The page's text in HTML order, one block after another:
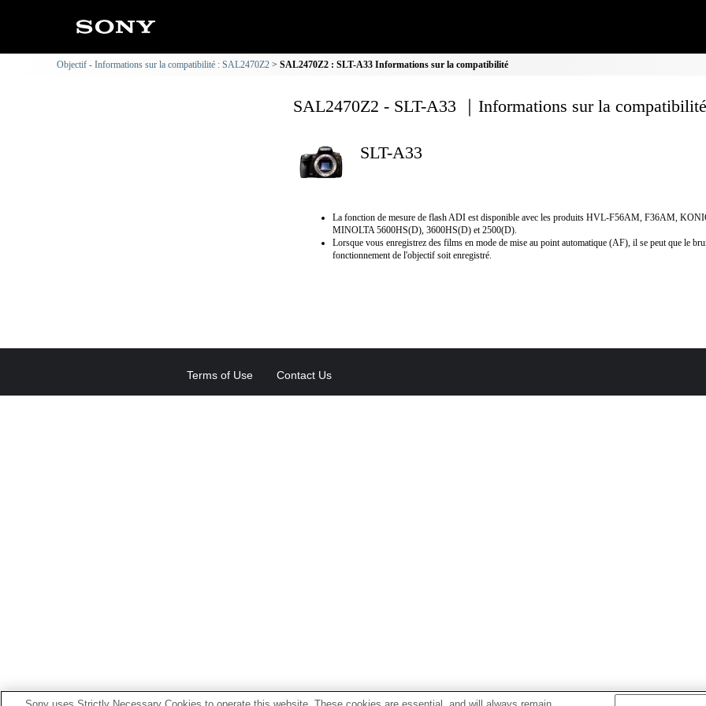
Objectif - Informations sur la compatibilité : SAL2470Z2 SAL2470Z2 : SLT-A33 Informations sur la compatibilité
SAL2470Z2 - SLT-A33 ｜Informations sur la compatibilité
SLT-A33
La fonction de mesure de flash ADI est disponible avec les produits HVL-F56AM, F36AM,
MINOLTA 5600HS(D), 3600HS(D) et 2500(D).
Lorsque vous enregistrez des films en mode de mise au point automatique (AF), il se peut que le
fonctionnement de l'objectif soit enregistré.
Terms of Use Contact Us